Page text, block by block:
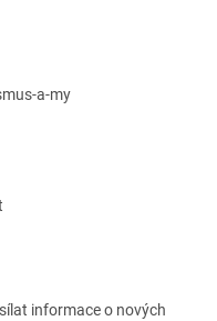
a-my
informace o nových